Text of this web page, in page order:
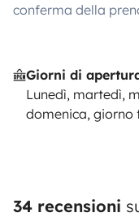
conferma della
Giorni di
Lunedì, martedì,
domenica, giorno
34 recensioni